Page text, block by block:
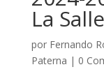
La
por Fernando
Paterna | 0